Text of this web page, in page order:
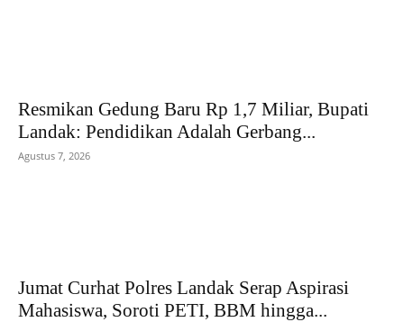
Resmikan Gedung Baru Rp 1,7 Miliar, Bupati
Landak: Pendidikan Adalah Gerbang...
Agustus 7, 2026
Jumat Curhat Polres Landak Serap Aspirasi
Mahasiswa, Soroti PETI, BBM hingga...